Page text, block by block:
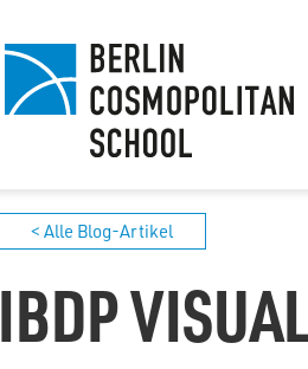
< Alle Blog-Artikel
IBDP